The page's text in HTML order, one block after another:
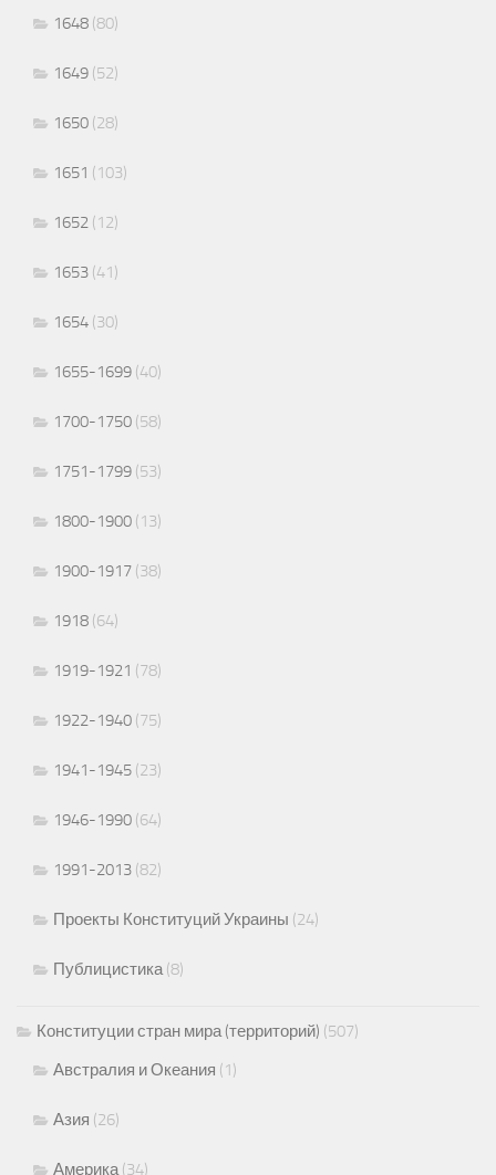
1648 (80)
1649 (52)
1650 (28)
1651 (103)
1652 (12)
1653 (41)
1654 (30)
1655-1699 (40)
1700-1750 (58)
1751-1799 (53)
1800-1900 (13)
1900-1917 (38)
1918 (64)
1919-1921 (78)
1922-1940 (75)
1941-1945 (23)
1946-1990 (64)
1991-2013 (82)
Проекты Конституций Украины (24)
Публицистика(8)
Конституции стран мира (территорий) (507)
Австралия и Океания (1)
Азия (26)
Америка(34)